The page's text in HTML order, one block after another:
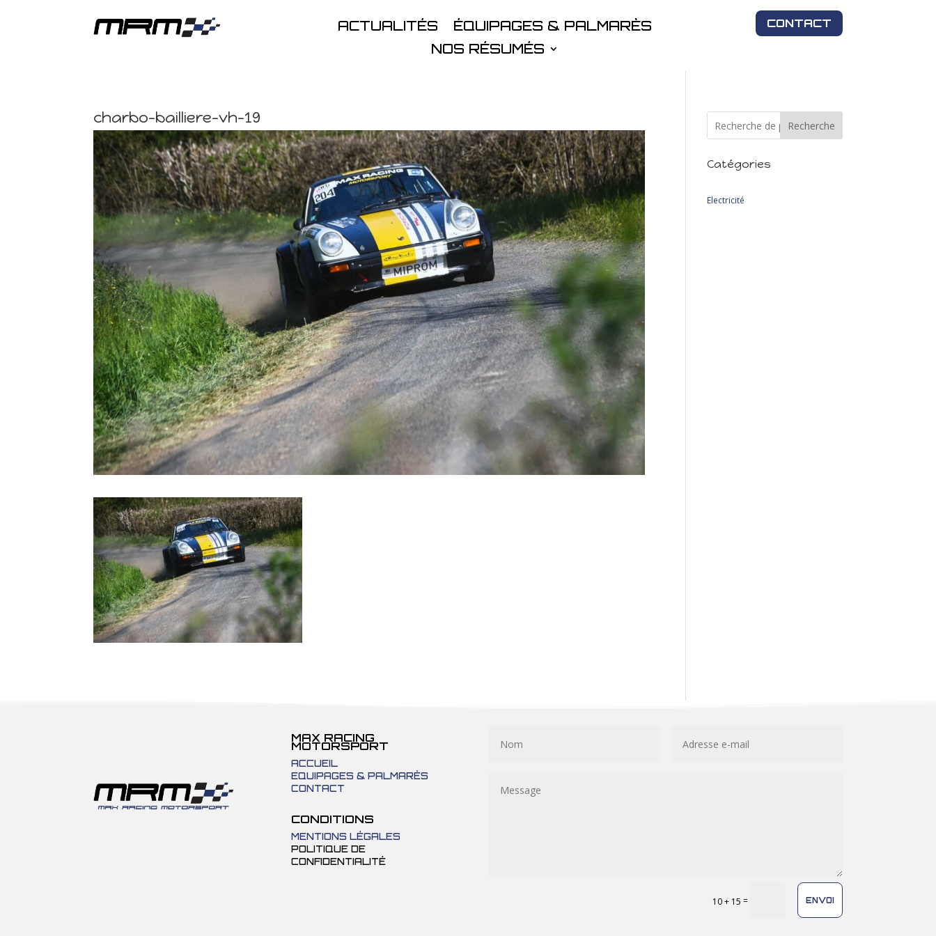
ACTUALITÉS
ÉQUIPAGES & PALMARÈS
NOS RÉSUMÉS
CONTACT
charbo-bailliere-vh-19 Recherche
Catégories
Electricité
MAX RACING
MOTORSPORT
ACCUEIL
EQUIPAGES & PALMARÈS
CONTACT
CONDITIONS
MENTIONS LÉGALES
POLITIQUE DE
CONFIDENTIALITÉ
10 + 15 = ENVOI